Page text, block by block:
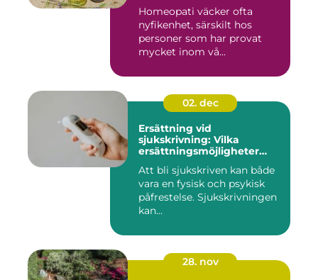
Homeopati väcker ofta
nyfikenhet, särskilt hos
personer som har provat
mycket inom vå...
02. dec
Ersättning vid
sjukskrivning: Vilka
ersättningsmöjligheter
Att bli sjukskriven kan både
vara en fysisk och psykisk
påfrestelse. Sjukskrivningen
kan...
28. nov